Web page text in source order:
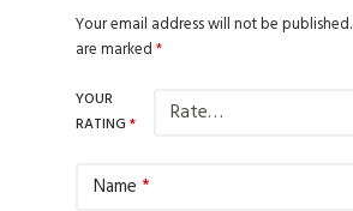
Your email address will not be published.
are marked*
YOUR
RATING *
Name *